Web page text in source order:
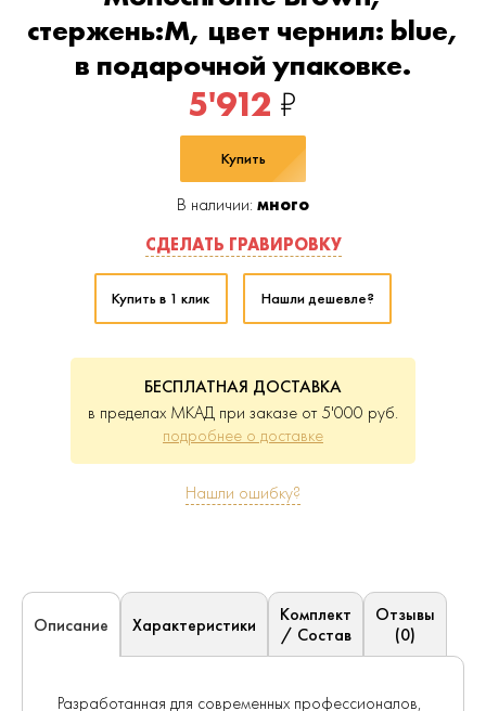
стержень:M, цвет чернил: blue,
в подарочной упаковке.
5'912 ₽
Купить
В наличии: много
СДЕЛАТЬ ГРАВИРОВКУ
Купить в 1 клик Нашли дешевле?
БЕСПЛАТНАЯ ДОСТАВКА
в пределах МКАД при заказе от 5'000 руб.
подробнее о доставке
Нашли ошибку?
Описание Характеристики
Комплект
/ Состав
Отзывы
(0)
Разработанная для современных профессионалов,